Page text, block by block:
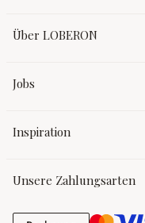
Über LOBERON
Jobs
Inspiration
Unsere Zahlungsarten